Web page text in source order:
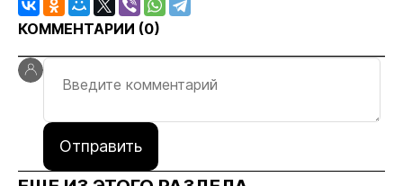
КОММЕНТАРИИ (0)
Отправить